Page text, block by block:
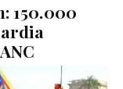
150.000